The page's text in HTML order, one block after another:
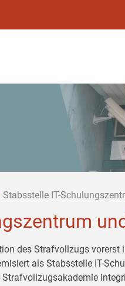
Stabsstelle IT-
des Strafvollzugs vorerst
als Stabsstelle IT-